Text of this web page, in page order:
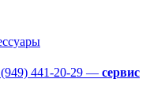
441-20-29 — сервис